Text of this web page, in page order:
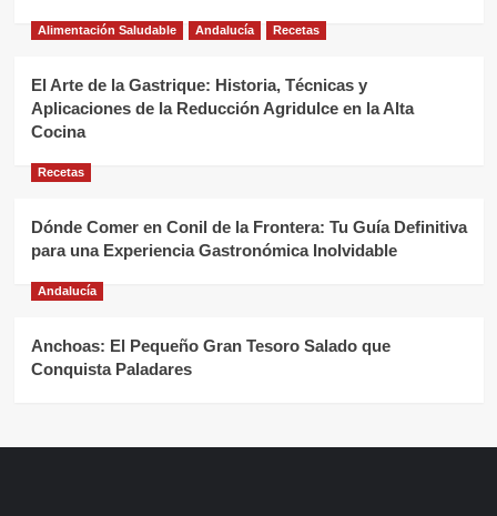
Alimentación Saludable Andalucía Recetas
El Arte de la Gastrique: Historia, Técnicas y
Aplicaciones de la Reducción Agridulce en la Alta
Cocina
Recetas
Dónde Comer en Conil de la Frontera: Tu Guía Definitiva
para una Experiencia Gastronómica Inolvidable
Andalucía
Anchoas: El Pequeño Gran Tesoro Salado que
Conquista Paladares